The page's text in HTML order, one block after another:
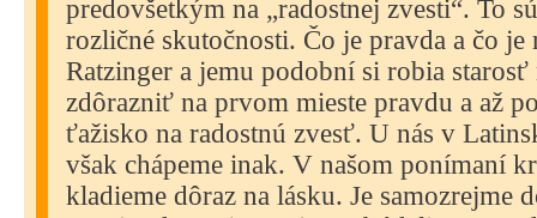
predovšetkým na „radostnej zvesti“. To
rozličné skutočnosti. Čo je pravda a čo je
Ratzinger a jemu podobní si robia
zdôrazniť na prvom mieste pravdu a až
ťažisko na radostnú zvesť. U nás v
však chápeme inak. V našom ponímaní
kladieme dôraz na lásku. Je samozrejme